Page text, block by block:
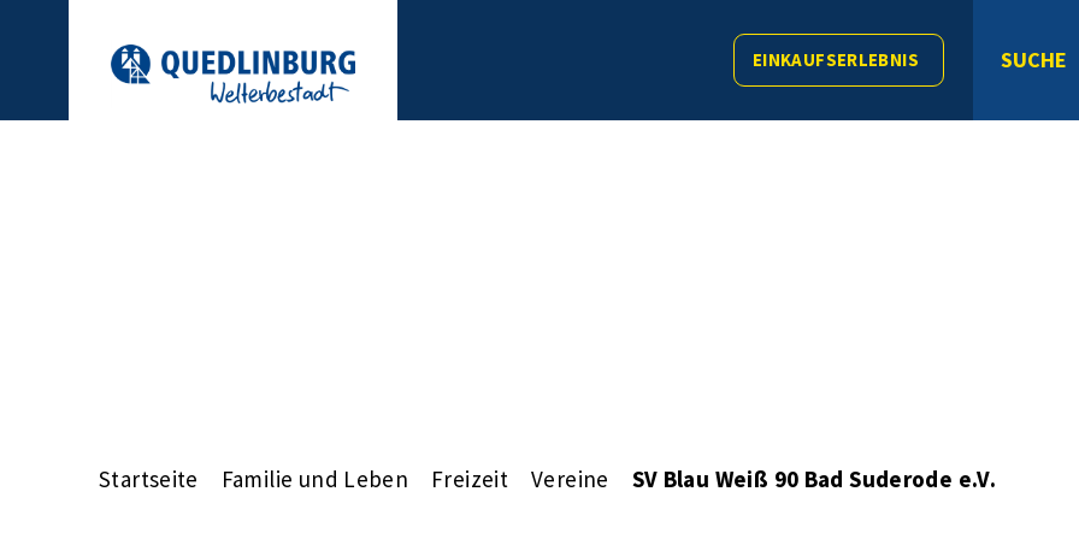
EINKAUFSERLEBNIS SUCHE
Startseite Familie und Leben Freizeit Vereine SV Blau Weiß 90 Bad Suderode e.V.